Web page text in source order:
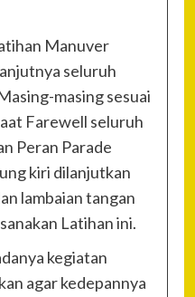
Manuver
seluruh
masing sesuai
Farewell seluruh
Peran Parade
kiri dilanjutkan
lambaian tangan
Latihan ini.
kegiatan
agar kedepannya